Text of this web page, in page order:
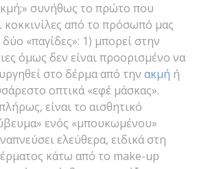
συνήθως το πρώτο που
από το πρόσωπό μας
«παγίδες»: 1) μπορεί στην
όμως δεν είναι προορισμένο να
στο δέρμα από την ακμή ή
οπτικά «εφέ μάσκας».
είναι το αισθητικό
ενός «μπουκωμένου»
ελεύθερα, ειδικά στη
κάτω από το make-up